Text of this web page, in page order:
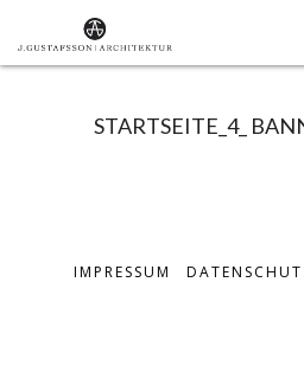
STARTSEITE_4_
IMPRESSUM